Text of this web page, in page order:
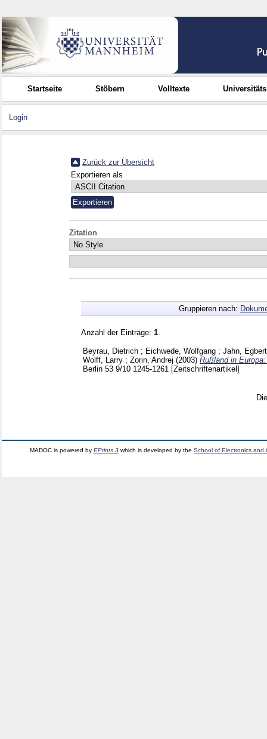
Startseite Stöbern Volltexte
Login
Zurück zur Übersicht
Exportieren als
Zitation
Gruppieren nach:
Anzahl der Einträge: 1
Beyrau, Dietrich ; Eichwede, Wolfgang ; Jahn, Egbert
Wolff, Larry ; Zorin, Andrej (2003) Rußland in
Berlin 53 9/10 1245-1261 [Zeitschriftenartikel]
MADOC is powered byEPrints 3 which is developed by theSchool of Electronics and